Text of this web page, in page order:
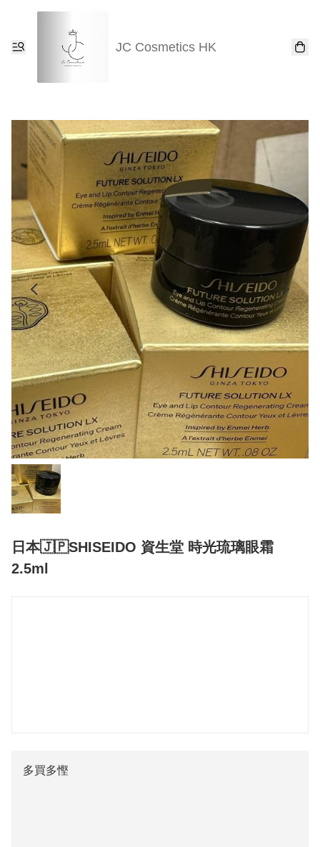
JC Cosmetics HK
日本🇯🇵SHISEIDO 資生堂 時光琉璃眼霜
2.5ml
多買多慳